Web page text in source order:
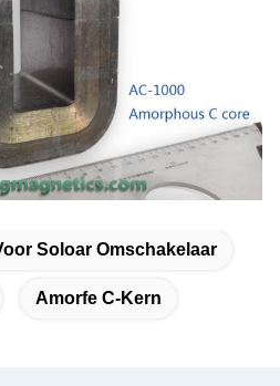
Soloar Omschakelaar
Amorfe C-Kern